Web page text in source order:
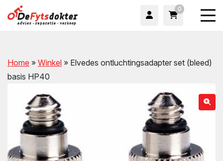
0
Home » Winkel » Elvedes ontluchtingsadapter set (bleed)
basis HP40